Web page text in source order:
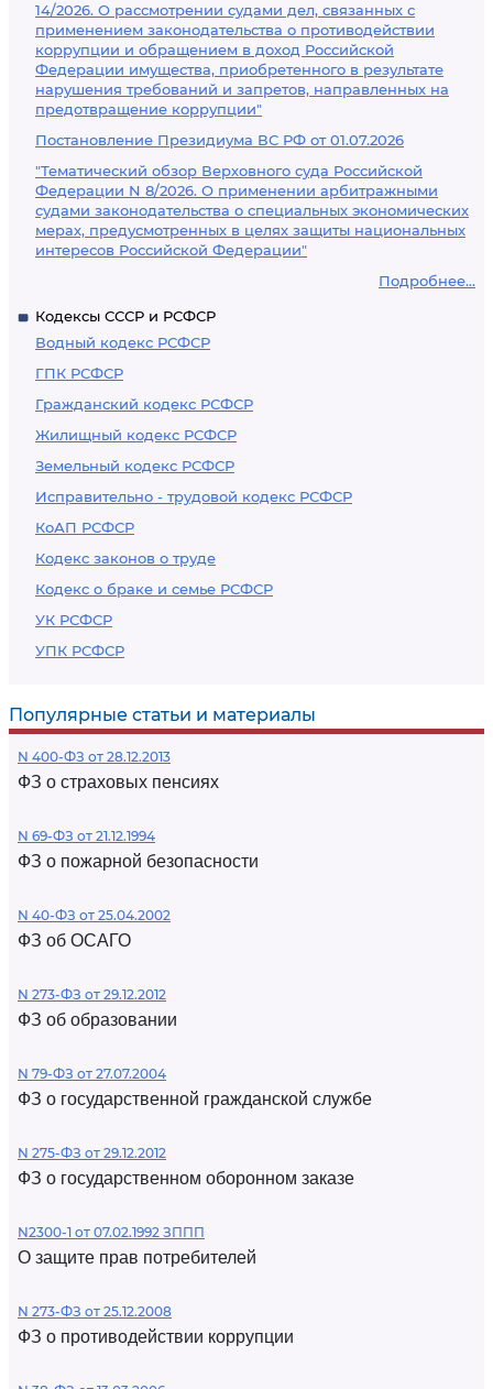
14/2026. О рассмотрении судами дел, связанных с
применением законодательства о противодействии
коррупции и обращением в доход Российской
Федерации имущества, приобретенного в результате
нарушения требований и запретов, направленных на
предотвращение коррупции"
Постановление Президиума ВС РФ от 01.07.2026
"Тематический обзор Верховного суда Российской
Федерации N 8/2026. О применении арбитражными
судами законодательства о специальных экономических
мерах, предусмотренных в целях защиты национальных
интересов Российской Федерации"
Подробнее...
Кодексы СССР и РСФСР
Водный кодекс РСФСР
ГПК РСФСР
Гражданский кодекс РСФСР
Жилищный кодекс РСФСР
Земельный кодекс РСФСР
Исправительно - трудовой кодекс РСФСР
КоАП РСФСР
Кодекс законов о труде
Кодекс о браке и семье РСФСР
УК РСФСР
УПК РСФСР
Популярные статьи и материалы
N 400-ФЗ от 28.12.2013
ФЗ о страховых пенсиях
N 69-ФЗ от 21.12.1994
ФЗ о пожарной безопасности
N 40-ФЗ от 25.04.2002
ФЗ об ОСАГО
N 273-ФЗ от 29.12.2012
ФЗ об образовании
N 79-ФЗ от 27.07.2004
ФЗ о государственной гражданской службе
N 275-ФЗ от 29.12.2012
ФЗ о государственном оборонном заказе
N2300-1 от 07.02.1992 ЗППП
О защите прав потребителей
N 273-ФЗ от 25.12.2008
ФЗ о противодействии коррупции